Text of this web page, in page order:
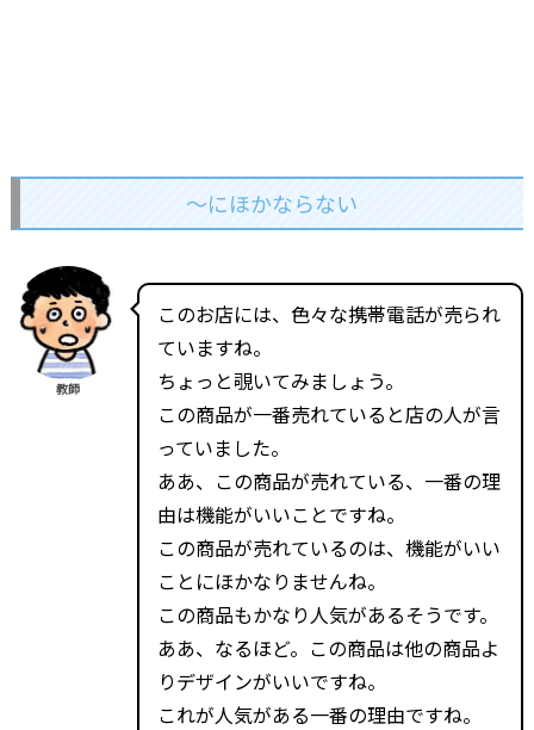
～にほかならない
教師
このお店には、色々な携帯電話が売られ
ていますね。
ちょっと覗いてみましょう。
この商品が一番売れていると店の人が言
っていました。
ああ、この商品が売れている、一番の理
由は機能がいいことですね。
この商品が売れているのは、機能がいい
ことにほかなりませんね。
この商品もかなり人気があるそうです。
ああ、なるほど。この商品は他の商品よ
りデザインがいいですね。
これが人気がある一番の理由ですね。